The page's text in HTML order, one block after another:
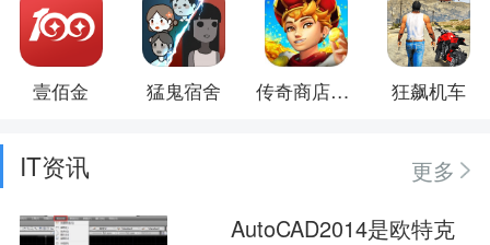
壹佰金 猛鬼宿舍 传奇商店：经营与打造 狂飙机车
IT资讯
更多
AutoCAD2014是欧特克